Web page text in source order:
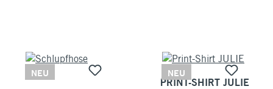
NEU NEU
PRINT-SHIRT JULIE